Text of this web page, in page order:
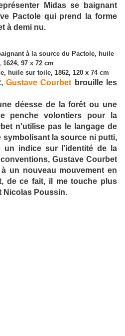
Midas se baignant
Pactole qui prend la forme
à demi nu.
à la source du Pactole, huile
97 x 72 cm
huile sur toile, 1862, 120 x 74 cm
Gustave Courbet brouille les
déesse de la forêt ou une
penche volontiers pour la
n'utilise pas le langage de
symbolisant la source ni putti,
un indice sur l'identité de la
Gustave Courbet
un nouveau mouvement en
de ce fait, il me touche plus
Nicolas Poussin.